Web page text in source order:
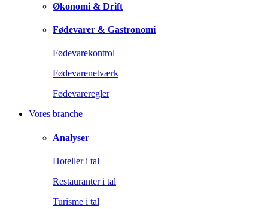
Økonomi & Drift
Fødevarer & Gastronomi
Fødevarekontrol
Fødevarenetværk
Fødevareregler
Vores branche
Analyser
Hoteller i tal
Restauranter i tal
Turisme i tal